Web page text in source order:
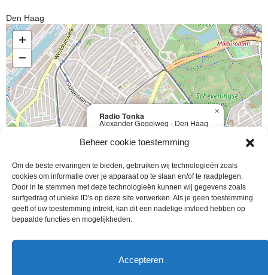
Beheer cookie toestemming
Om de beste ervaringen te bieden, gebruiken wij technologieën zoals
cookies om informatie over je apparaat op te slaan en/of te raadplegen.
Door in te stemmen met deze technologieën kunnen wij gegevens zoals
surfgedrag of unieke ID's op deze site verwerken. Als je geen toestemming
geeft of uw toestemming intrekt, kan dit een nadelige invloed hebben op
bepaalde functies en mogelijkheden.
Accepteren
Den Haag
Radio Tonka
Alexander Gogelweg - Den Haag
×
+
−
Leaflet|Map data ©OpenStreetMap
Je adres (straat)